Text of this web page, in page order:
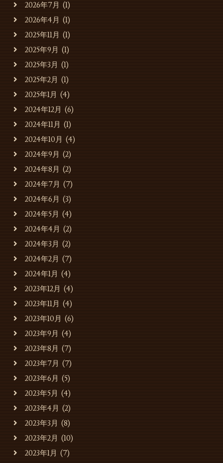
お知らせ
お店・運営会社のご案内
キャバレーのご利用
貸会場でのご利用
貸会場ご利用事例
スタッフの募集
お問合せ・ご予約
2026年7月(1)
2026年4月(1)
2025年11月(1)
2025年9月(1)
2025年3月(1)
2025年2月(1)
2025年1月(4)
2024年12月(6)
2024年11月(1)
2024年10月(4)
2024年9月(2)
2024年8月(2)
2024年7月(7)
2024年6月(3)
2024年5月(4)
2024年4月(2)
2024年3月(2)
2024年2月(7)
2024年1月(4)
2023年12月(4)
2023年11月(4)
2023年10月(6)
2023年9月(4)
2023年8月(7)
2023年7月(7)
2023年6月(5)
2023年5月(4)
2023年4月(2)
2023年3月(8)
2023年2月(10)
2023年1月(7)